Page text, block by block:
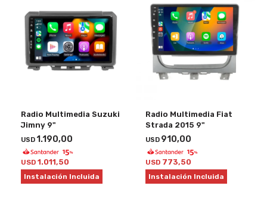
Radio Multimedia Suzuki
Jimny 9"
USD1.190,00
USD 1.011,50
Instalación Incluida
Radio Multimedia Fiat
Strada 2015 9"
USD 910,00
USD 773,50
Instalación Incluida